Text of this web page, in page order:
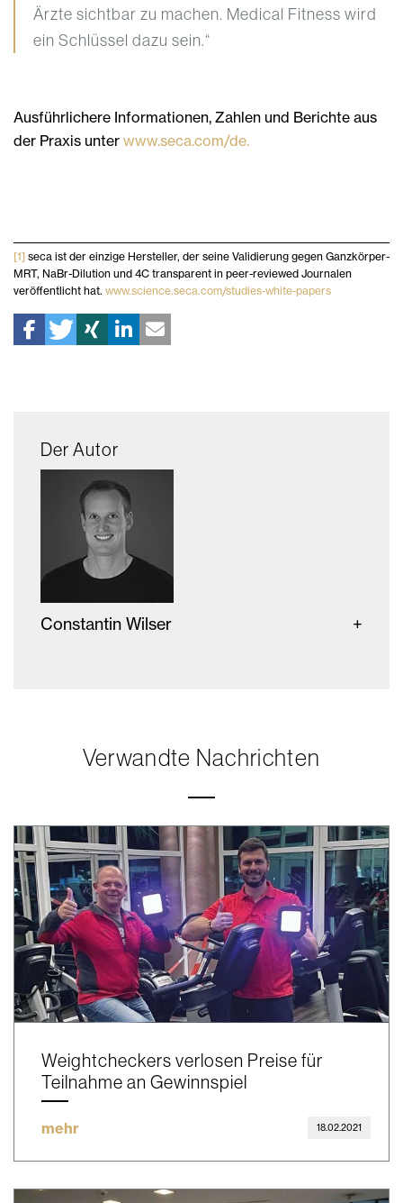
Ärzte sichtbar zu machen. Medical Fitness wird
ein Schlüssel dazu sein.“
Ausführlichere Informationen, Zahlen und Berichte aus
der Praxis unter www.seca.com/de.
[1] seca ist der einzige Hersteller, der seine Validierung gegen Ganzkörper-
MRT, NaBr-Dilution und 4C transparent in peer-reviewed Journalen
veröffentlicht hat. www.science.seca.com/studies-white-papers
Der Autor
Constantin Wilser
Verwandte Nachrichten
Weightcheckers verlosen Preise für
Teilnahme an Gewinnspiel
mehr 18.02.2021